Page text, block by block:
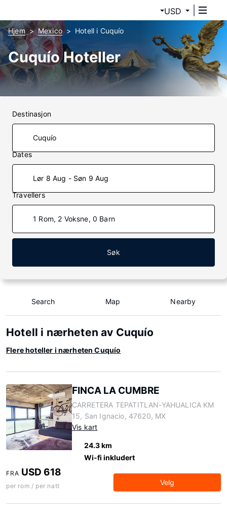
USD
Hjem Mexico Hotell i Cuquío
Cuquío Hoteller
Destinasjon
Dates
Lør 8 Aug - Søn 9 Aug
Travellers
1 Rom, 2 Voksne, 0 Barn
Søk
Search Map Nearby
Hotell i nærheten av Cuquío
Flere hoteller i nærheten Cuquío
FINCA LA CUMBRE
CARRETERA TEPATITLAN-YAHUALICA KM
15, San Ignacio, 47620, MX
Vis kart
24.3 km
Wi-fi inkludert
FRA USD 618
per rom / per natt Velg